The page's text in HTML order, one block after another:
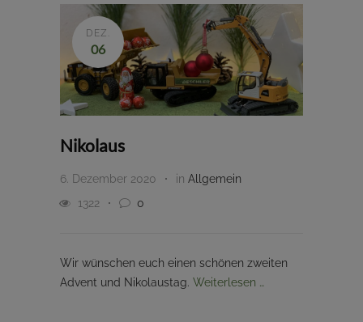
DEZ.
06
Nikolaus
6. Dezember 2020 in Allgemein
1322
0
Wir wünschen euch einen schönen zweiten
Advent und Nikolaustag. Weiterlesen …